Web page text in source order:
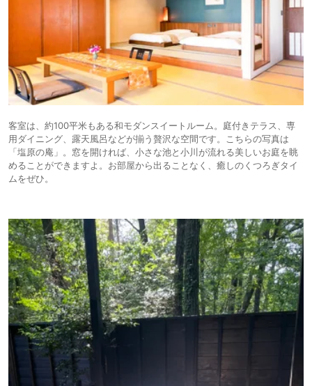
客室は、約100平米もある和モダンスイートルーム。庭付きテラス、専
用ダイニング、露天風呂などが揃う贅沢な空間です。こちらの写真は
「塩原の庵」。窓を開ければ、小さな池と小川が流れる美しいお庭を眺
めることができますよ。お部屋から出ることなく、癒しのくつろぎタイ
ムをぜひ。